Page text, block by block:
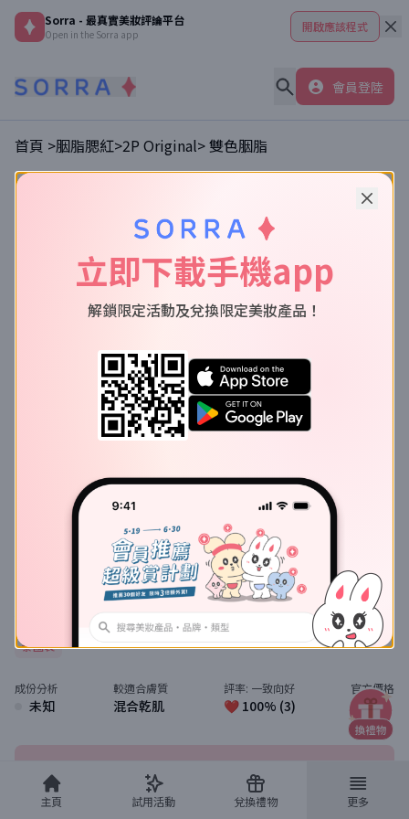
Sorra - 最真實美妝評論平台
Open in the Sorra app 開啟應該程式
會員登陸
首頁 >胭脂腮紅>2P Original>雙色胭脂
oh my blush 2 in 1
價格比較及評價
胭脂腮紅
2P Original雙色胭脂
泰國製
成份分析
未知
較適合膚質
混合乾肌
評率: 一致向好
❤️ 100% (3)
官方價格
-
主頁 試用活動 兌換禮物 更多
立即下載手機app
解鎖限定活動及兌換限定美妝產品！